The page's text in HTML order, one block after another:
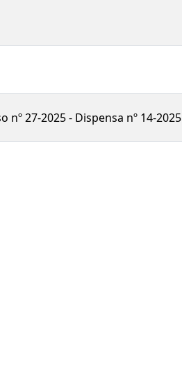
nº 27-2025 - Dispensa nº 14-2025